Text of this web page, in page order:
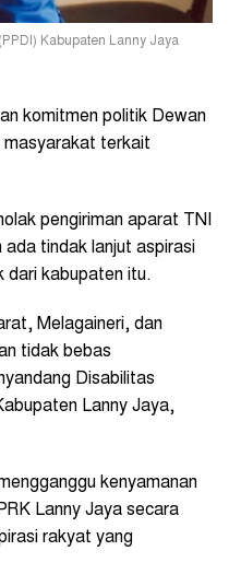
Kabupaten Lanny Jaya
komitmen politik Dewan
masyarakat terkait
pengiriman aparat TNI
ada tindak lanjut aspirasi
dari kabupaten itu.
Melagaineri, dan
tidak bebas
Disabilitas
Lanny Jaya,
kenyamanan
Lanny Jaya secara
rakyat yang